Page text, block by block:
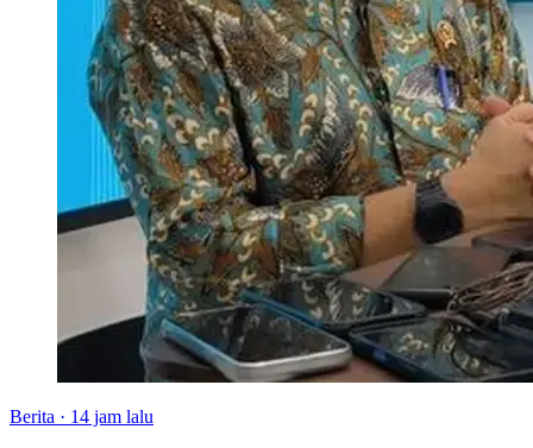
Berita · 14 jam lalu